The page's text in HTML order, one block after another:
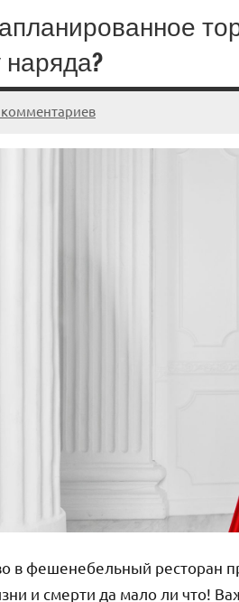
в фешенебельный ресторан
и смерти да мало ли что!